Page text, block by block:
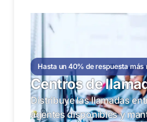
Hasta un 40% de respuesta más
Centros de
Distribuye las llamadas
agentes disponibles y